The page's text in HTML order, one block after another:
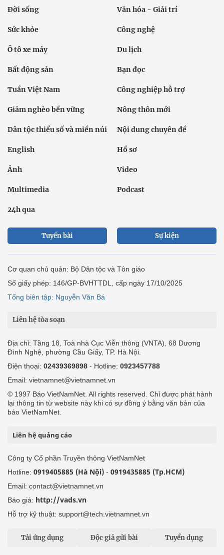
Đời sống Văn hóa - Giải trí
Sức khỏe Công nghệ
Ô tô xe máy Du lịch
Bất động sản Bạn đọc
Tuần Việt Nam Công nghiệp hỗ trợ
Giảm nghèo bền vững Nông thôn mới
Dân tộc thiểu số và miền núi Nội dung chuyên đề
English Hồ sơ
Ảnh Video
Multimedia Podcast
24h qua
Tuyến bài Sự kiện
Cơ quan chủ quản: Bộ Dân tộc và Tôn giáo
Số giấy phép: 146/GP-BVHTTDL, cấp ngày 17/10/2025
Tổng biên tập: Nguyễn Văn Bá
Liên hệ tòa soạn
Địa chỉ: Tầng 18, Toà nhà Cục Viễn thông (VNTA), 68 Dương
Đình Nghệ, phường Cầu Giấy, TP. Hà Nội.
Điện thoại: 02439369898 - Hotline: 0923457788
Email: vietnamnet@vietnamnet.vn
© 1997 Báo VietNamNet. All rights reserved. Chỉ được phát hành
lại thông tin từ website này khi có sự đồng ý bằng văn bản của
báo VietNamNet.
Liên hệ quảng cáo
Công ty Cổ phần Truyền thông VietNamNet
Hotline: 0919405885 (Hà Nội) - 0919435885 (Tp.HCM)
Email: contact@vietnamnet.vn
Báo giá: http://vads.vn
Hỗ trợ kỹ thuật: support@tech.vietnamnet.vn
Tải ứng dụng Độc giả gửi bài Tuyển dụng